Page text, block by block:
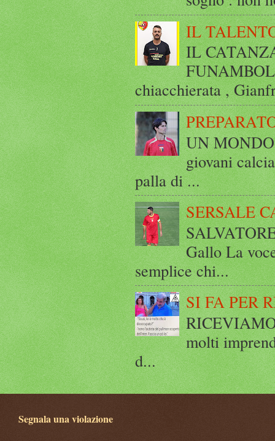
IL
IL
chiacchierata ,
UN
giovani
palla di ...
SERSALE
Gallo La
semplice chi...
SI FA PER
molti
d...
Segnala una violazione